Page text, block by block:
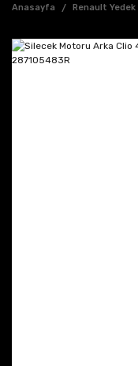
Anasayfa Renault Yedek